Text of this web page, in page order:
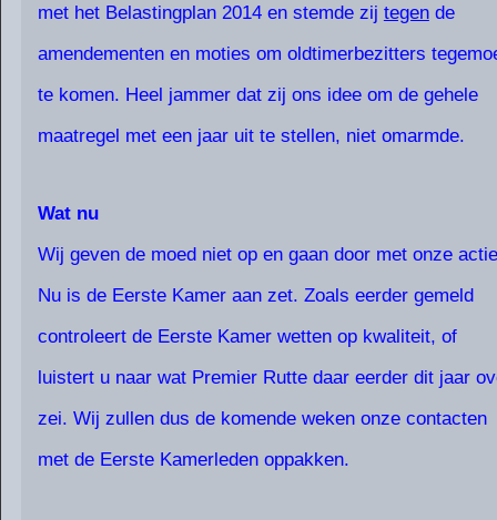
met het Belastingplan 2014 en stemde zij tegende
amendementen en moties om oldtimerbezitters
te komen. Heel jammer dat zij ons idee om de gehele
maatregel met een jaar uit te stellen, niet omarmde.
Wat nu
Wij geven de moed niet op en gaan door met onze
Nu is de Eerste Kamer aan zet. Zoals eerder gemeld
controleert de Eerste Kamer wetten op kwaliteit, of
luistert u naar wat Premier Rutte daar eerder dit jaar
zei. Wij zullen dus de komende weken onze contacten
met de Eerste Kamerleden oppakken.